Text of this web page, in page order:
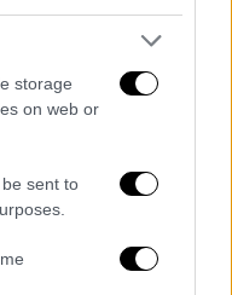
storage
on web or
sent to